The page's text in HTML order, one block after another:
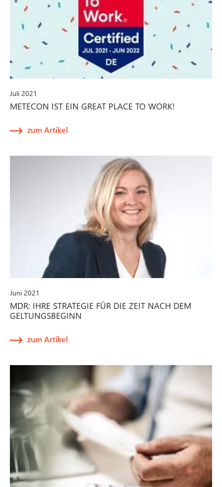
Juli 2021
METECON IST EIN GREAT PLACE TO WORK!
zum Artikel
Juni 2021
MDR: IHRE STRATEGIE FÜR DIE ZEIT NACH DEM
GELTUNGSBEGINN
zum Artikel